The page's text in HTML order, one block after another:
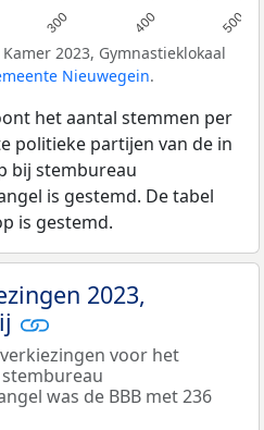
300 400 500
2023, Gymnastieklokaal
Nieuwegein.
het aantal stemmen per
politieke partijen van de in
bij stembureau
is gestemd. De tabel
is gestemd.
2023,
voor het
was de BBB met 236